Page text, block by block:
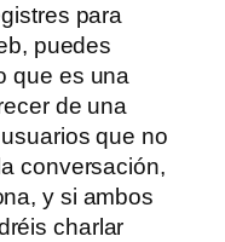
para
puedes
que es una
de una
que no
conversación,
y si ambos
charlar